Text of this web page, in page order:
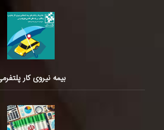
بیمه نیروی کار